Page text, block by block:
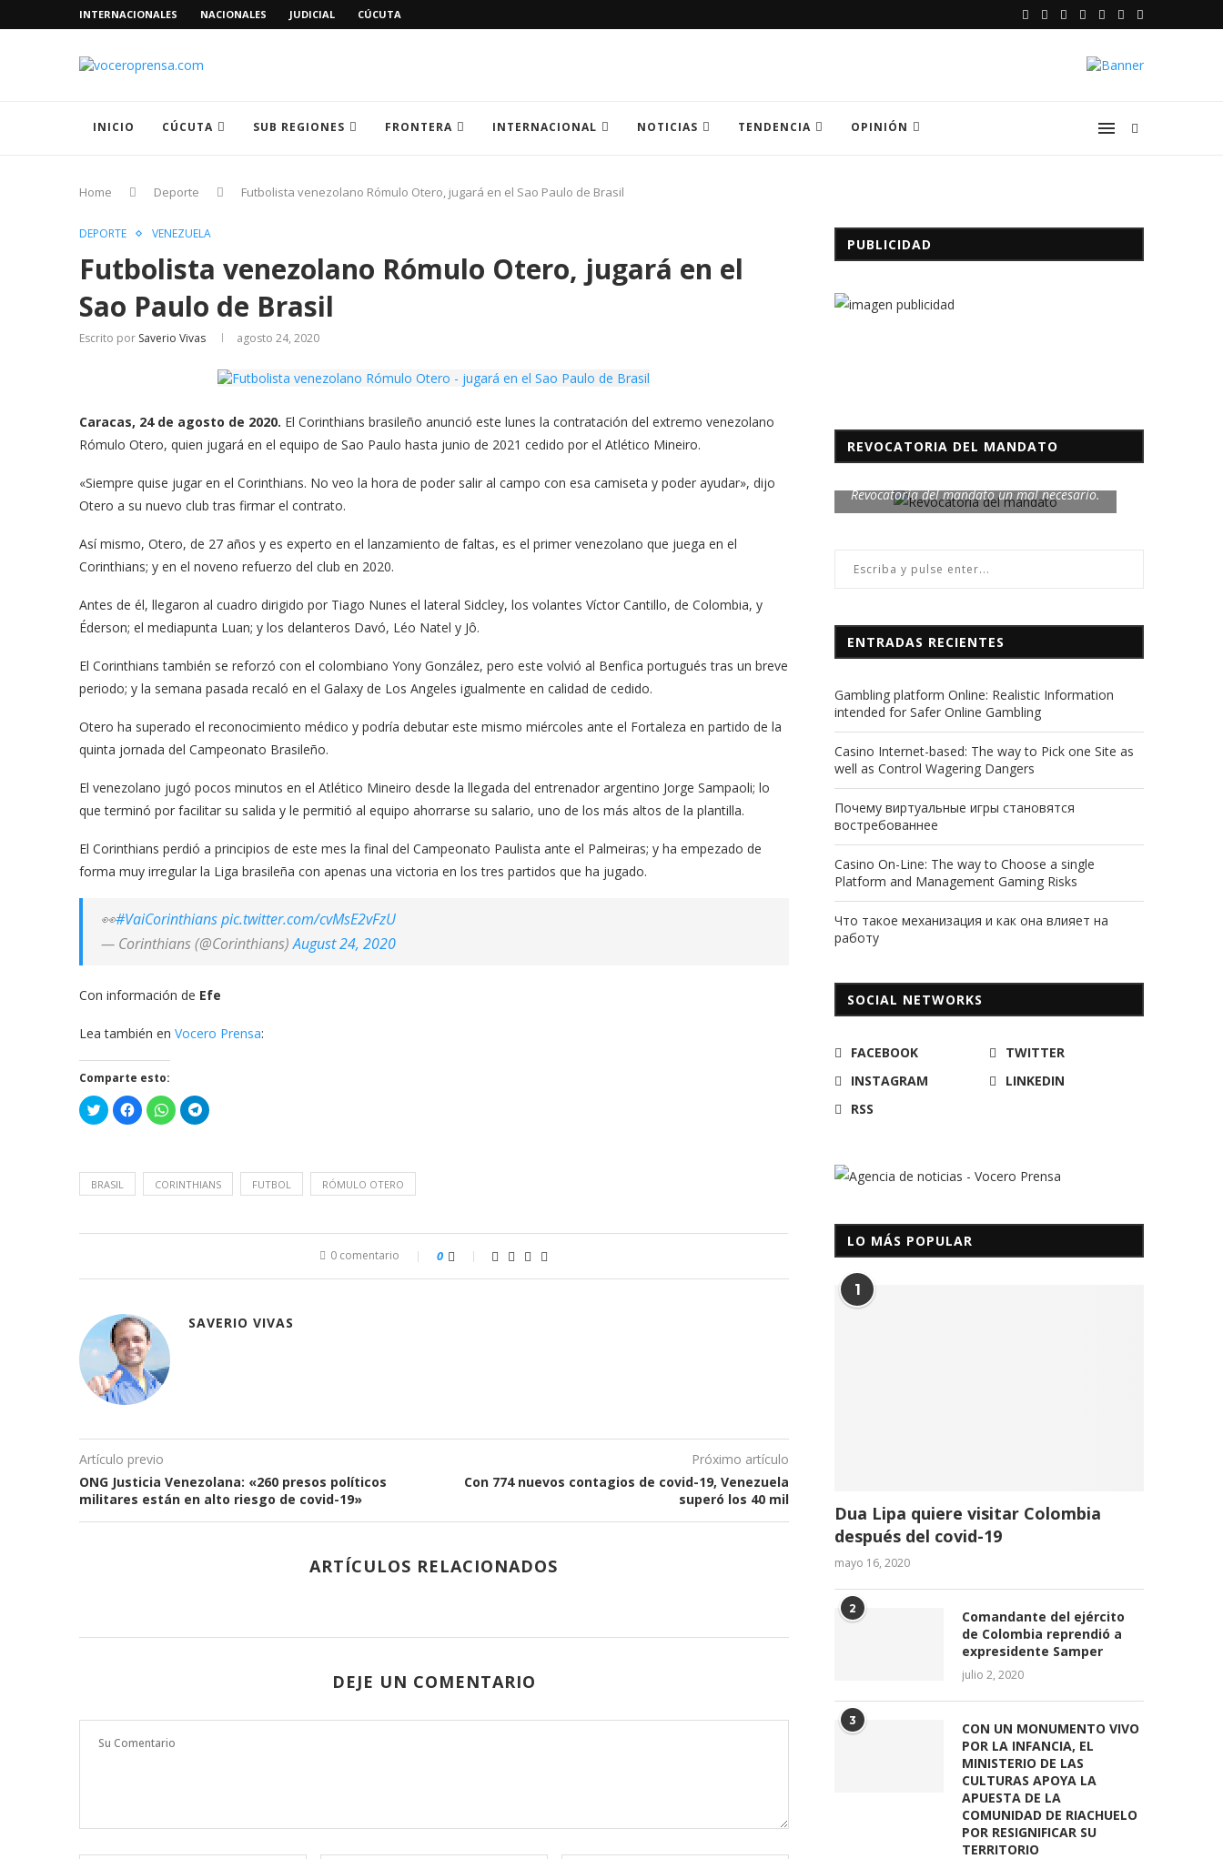
INTERNACIONALES NACIONALES JUDICIAL CÚCUTA
INICIO CÚCUTA SUB REGIONES FRONTERA INTERNACIONAL NOTICIAS TENDENCIA OPINIÓN
Home Deporte Futbolista venezolano Rómulo Otero, jugará en el Sao Paulo de Brasil
DEPORTE VENEZUELA
Futbolista venezolano Rómulo Otero, jugará en el
Sao Paulo de Brasil
Escrito por Saverio Vivas agosto 24, 2020
Caracas, 24 de agosto de 2020. El Corinthians brasileño anunció este lunes la contratación del extremo venezolano
Rómulo Otero, quien jugará en el equipo de Sao Paulo hasta junio de 2021 cedido por el Atlético Mineiro.
«Siempre quise jugar en el Corinthians. No veo la hora de poder salir al campo con esa camiseta y poder ayudar», dijo
Otero a su nuevo club tras firmar el contrato.
Así mismo, Otero, de 27 años y es experto en el lanzamiento de faltas, es el primer venezolano que juega en el
Corinthians; y en el noveno refuerzo del club en 2020.
Antes de él, llegaron al cuadro dirigido por Tiago Nunes el lateral Sidcley, los volantes Víctor Cantillo, de Colombia, y
Éderson; el mediapunta Luan; y los delanteros Davó, Léo Natel y Jô.
El Corinthians también se reforzó con el colombiano Yony González, pero este volvió al Benfica portugués tras un breve
periodo; y la semana pasada recaló en el Galaxy de Los Angeles igualmente en calidad de cedido.
Otero ha superado el reconocimiento médico y podría debutar este mismo miércoles ante el Fortaleza en partido de la
quinta jornada del Campeonato Brasileño.
El venezolano jugó pocos minutos en el Atlético Mineiro desde la llegada del entrenador argentino Jorge Sampaoli; lo
que terminó por facilitar su salida y le permitió al equipo ahorrarse su salario, uno de los más altos de la plantilla.
El Corinthians perdió a principios de este mes la final del Campeonato Paulista ante el Palmeiras; y ha empezado de
forma muy irregular la Liga brasileña con apenas una victoria en los tres partidos que ha jugado.
👀#VaiCorinthianspic.twitter.com/cvMsE2vFzU
— Corinthians (@Corinthians)August 24, 2020
Con información de Efe
Lea también en Vocero Prensa:
Comparte esto:
Haz
clic
para
(Se
abre
en
Haz
clic
para
(Se
abre
en
Haz
clic
para
(Se
abre
en
Haz
clic
(Se
abre
en
BRASIL CORINTHIANS FUTBOL RÓMULO OTERO
0 comentario 0
SAVERIO VIVAS
Artículo previo
ONG Justicia Venezolana: «260 presos políticos
militares están en alto riesgo de covid-19»
Próximo artículo
Con 774 nuevos contagios de covid-19, Venezuela
superó los 40 mil
ARTÍCULOS RELACIONADOS
DEJE UN COMENTARIO
PUBLICIDAD
REVOCATORIA DEL MANDATO
Revocatoria del mandato un mal necesario.
ENTRADAS RECIENTES
Gambling platform Online: Realistic Information
intended for Safer Online Gambling
Casino Internet-based: The way to Pick one Site as
well as Control Wagering Dangers
Почему виртуальные игры становятся
востребованнее
Casino On-Line: The way to Choose a single
Platform and Management Gaming Risks
Что такое механизация и как она влияет на
работу
SOCIAL NETWORKS
FACEBOOK
TWITTER
INSTAGRAM
LINKEDIN
RSS
LO MÁS POPULAR
1
Dua Lipa quiere visitar Colombia
después del covid-19
mayo 16, 2020
2
Comandante del ejército
de Colombia reprendió a
expresidente Samper
julio 2, 2020
3
CON UN MONUMENTO VIVO
POR LA INFANCIA, EL
MINISTERIO DE LAS
CULTURAS APOYA LA
APUESTA DE LA
COMUNIDAD DE RIACHUELO
POR RESIGNIFICAR SU
TERRITORIO